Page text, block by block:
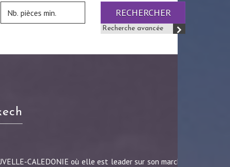
RECHERCHER
Recherche avancée
CALEDONIE où elle est leader sur son marché